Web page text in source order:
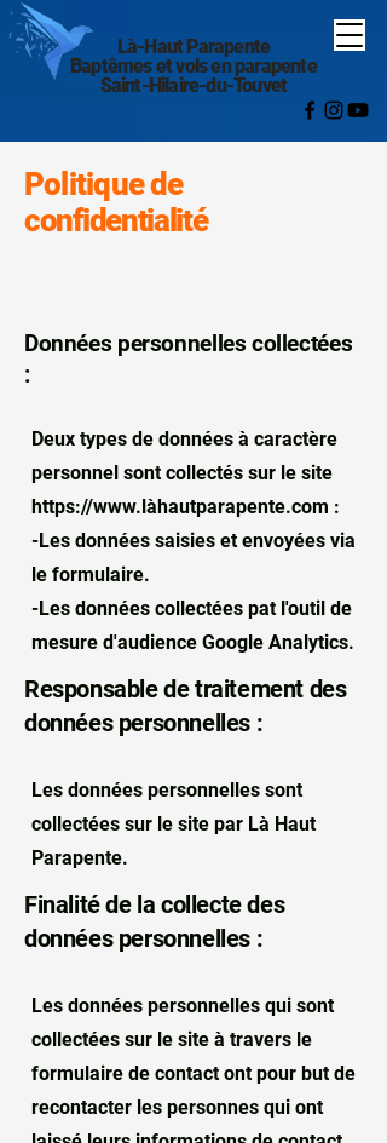
Là-Haut Parapente
Baptêmes et vols en parapente
Saint-Hilaire-du-Touvet
Politiquede
confidentialité
Données personnelles collectées
:
Deux types de données à caractère
personnel sont collectés sur le site
https://www.làhautparapente.com :
-Les données saisies et envoyées via
le formulaire.
-Les données collectées pat l'outil de
mesure d'audience Google Analytics.
Responsable de traitement des
données personnelles :
Les données personnelles sont
collectées sur le site par Là Haut
Parapente.
Finalité de la collecte des
données personnelles :
Les données personnelles qui sont
collectées sur le site à travers le
formulaire de contact ont pour but de
recontacter les personnes qui ont